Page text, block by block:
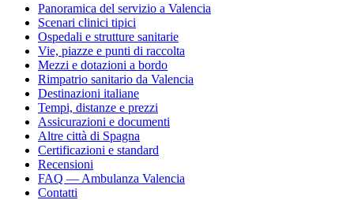
Panoramica del servizio a Valencia
Scenari clinici tipici
Ospedali e strutture sanitarie
Vie, piazze e punti di raccolta
Mezzi e dotazioni a bordo
Rimpatrio sanitario da Valencia
Destinazioni italiane
Tempi, distanze e prezzi
Assicurazioni e documenti
Altre città di Spagna
Certificazioni e standard
Recensioni
FAQ — Ambulanza Valencia
Contatti